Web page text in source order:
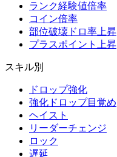
ランク経験値倍率
コイン倍率
部位破壊ドロ率上昇
プラスポイント上昇
スキル別
ドロップ強化
強化ドロップ目覚め
ヘイスト
リーダーチェンジ
ロック
遅延